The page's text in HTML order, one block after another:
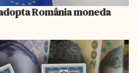
România moneda